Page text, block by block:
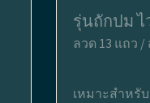
รุ่นถักปม ไ
ลวด 13 แถว /
เหมาะสำหรั